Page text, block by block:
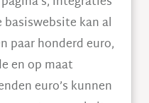
basiswebsite kan al
paar honderd euro,
en op maat
euro’s kunnen